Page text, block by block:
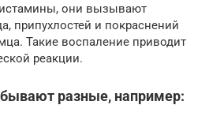
они вызывают
припухлостей и покраснений
Такие воспаление приводит
реакции.
разные, например: